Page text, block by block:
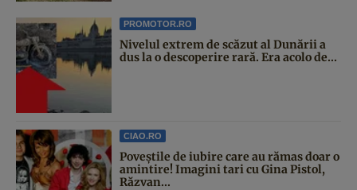
PROMOTOR.RO
Nivelul extrem de scăzut al Dunării a
dus la o descoperire rară. Era acolo de...
CIAO.RO
Poveştile de iubire care au rămas doar o
amintire! Imagini tari cu Gina Pistol,
Răzvan...